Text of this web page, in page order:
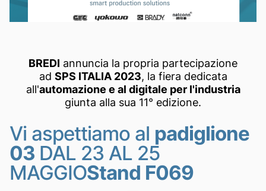
BREDI annuncia la propria partecipazione
ad SPS ITALIA 2023, la fiera dedicata
all'automazione e al digitale per l'industria
giunta alla sua 11° edizione.
Vi aspettiamo al padiglione
03 DAL 23 AL 25
MAGGIOStand F069